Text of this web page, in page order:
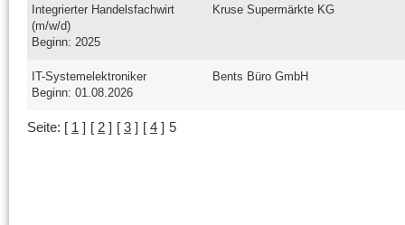
Integrierter Handelsfachwirt
(m/w/d)
Beginn: 2025
Kruse Supermärkte KG
IT-Systemelektroniker
Beginn: 01.08.2026
Bents Büro GmbH
Seite: [ 1 ] [ 2 ] [ 3 ] [ 4 ] 5